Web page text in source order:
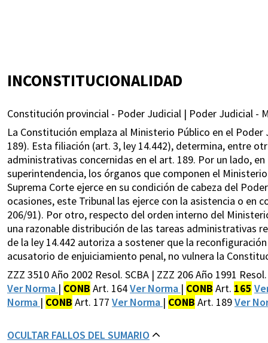
INCONSTITUCIONALIDAD
Constitución provincial - Poder Judicial | Poder Judicial -
La Constitución emplaza al Ministerio Público en el Poder
189). Esta filiación (art. 3, ley 14.442), determina, entre
administrativas concernidas en el art. 189. Por un lado,
superintendencia, los órganos que componen el
Suprema Corte ejerce en su condición de cabeza del
ocasiones, este Tribunal las ejerce con la asistencia o en
206/91). Por otro, respecto del orden interno del
una razonable distribución de las tareas administrativas
de la ley 14.442 autoriza a sostener que la
acusatorio de enjuiciamiento penal, no vulnera la
ZZZ 3510 Año 2002 Resol. SCBA | ZZZ 206 Año 1991
Ver Norma | CONB Art. 164Ver Norma | CONB Art. 165
Norma | CONB Art. 177 Ver Norma | CONB Art. 189Ver
OCULTAR FALLOS DEL SUMARIO